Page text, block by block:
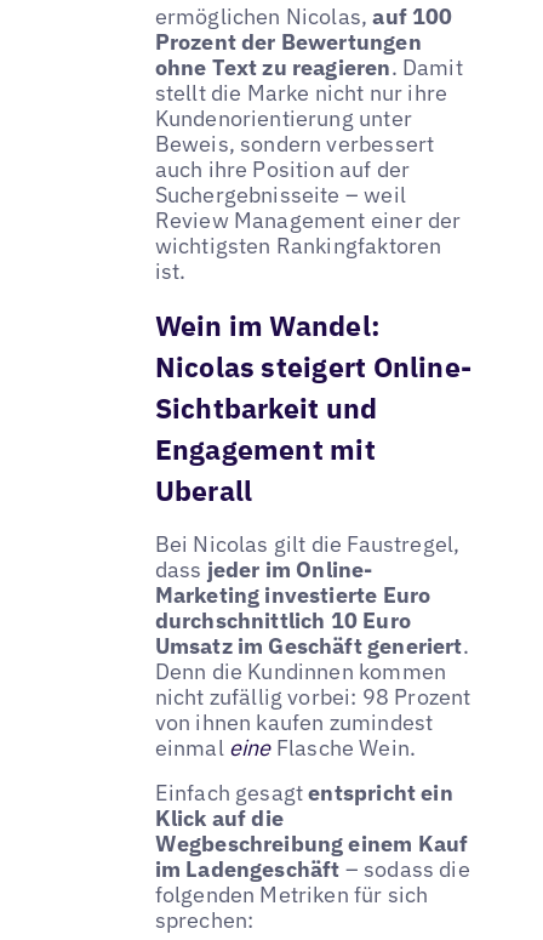
ermöglichen Nicolas,auf 100
Prozent der Bewertungen
ohne Text zu reagieren. Damit
stellt die Marke nicht nur ihre
Kundenorientierung unter
Beweis, sondern verbessert
auch ihre Position auf der
Suchergebnisseite – weil
Review Management einer der
wichtigsten Rankingfaktoren
ist.
Wein im Wandel:
Nicolas steigert Online-
Sichtbarkeit und
Engagement mit
Uberall
Bei Nicolas gilt die Faustregel,
dass jeder im Online-
Marketing investierte Euro
durchschnittlich 10 Euro
Umsatz im Geschäft generiert.
Denn die Kundinnen kommen
nicht zufällig vorbei: 98 Prozent
von ihnen kaufen zumindest
einmal eineFlasche Wein.
Einfach gesagtentspricht ein
Klick auf die
Wegbeschreibung einem Kauf
im Ladengeschäft – sodass die
folgenden Metriken für sich
sprechen: